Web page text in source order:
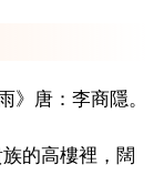
唐：李商隱。
的高樓裡，闊